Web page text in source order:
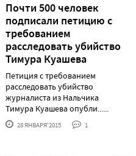
Почти 500 человек
подписали петицию с
требованием
расследовать убийство
Тимура Куашева
Петиция с требованием
расследовать убийство
журналиста из Нальчика
Тимура Куашева опубли......
28 ЯНВАРЯ'2015 1